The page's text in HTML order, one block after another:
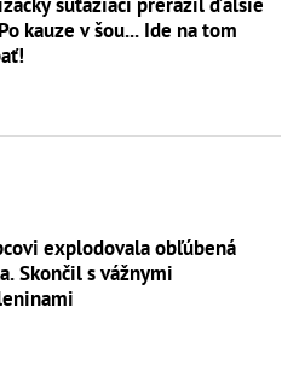
kauze v šou... Ide na tom
explodovala obľúbená
Skončil s vážnymi